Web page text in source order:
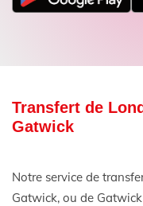
Transfert de
Gatwick
Notre service de
Gatwick, ou de